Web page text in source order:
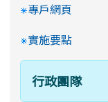
專戶網頁
實施要點
行政團隊